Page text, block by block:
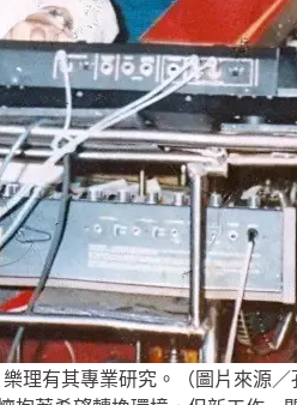
理有其專業研究。（圖片來源／